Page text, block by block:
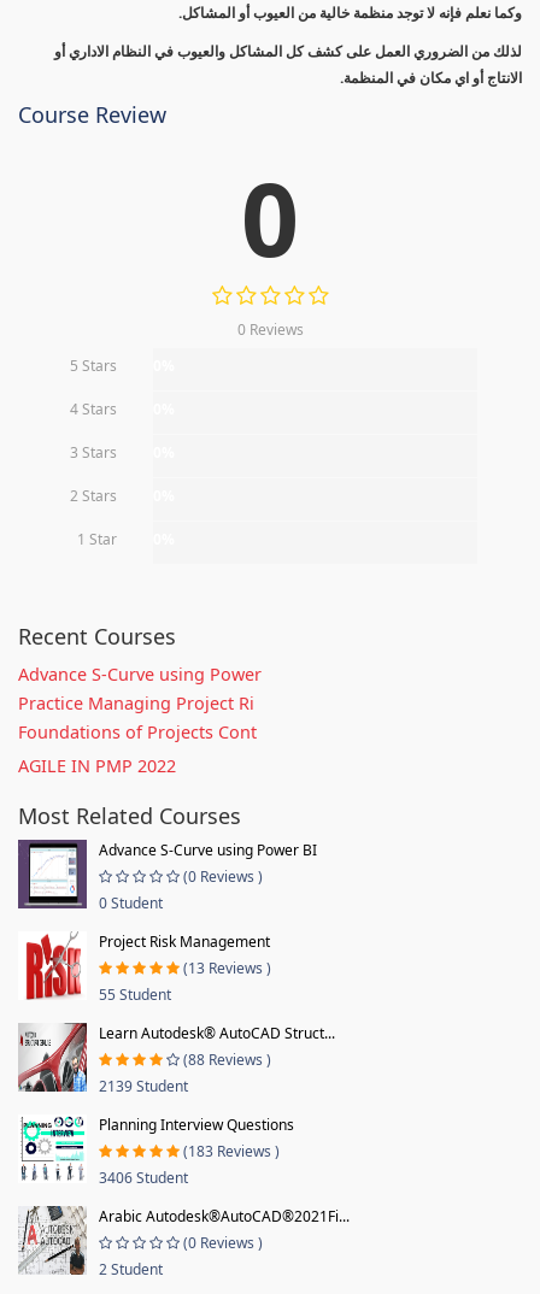
وكما نعلم فإنه لا توجد منظمة خالية من العيوب أو المشاكل.
لذلك من الضروري العمل على كشف كل المشاكل والعيوب في النظام الاداري أو
الانتاج أو اي مكان في المنظمة.
Course Review
0
0 Reviews
5 Stars
4 Stars
3 Stars
2 Stars
1 Star
Recent Courses
Advance S-Curve using Power
Practice Managing Project Ri
Foundations of Projects Cont
AGILE IN PMP 2022
Most Related Courses
Advance S-Curve using Power BI
(0 Reviews )
0 Student
Project Risk Management
(13 Reviews )
55 Student
Learn Autodesk® AutoCAD Struct...
(88 Reviews )
2139 Student
Planning Interview Questions
(183 Reviews )
3406 Student
Arabic Autodesk®AutoCAD®2021Fi...
(0 Reviews )
2 Student